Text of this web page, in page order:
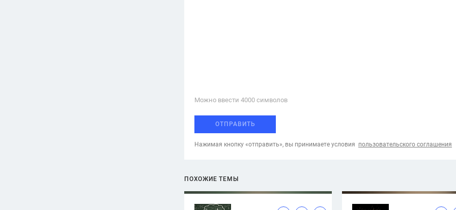
Можно ввести 4000 cимволов
ОТПРАВИТЬ
Нажимая кнопку «отправить», вы принимаете условия пользовательского соглашения
ПОХОЖИЕ ТЕМЫ